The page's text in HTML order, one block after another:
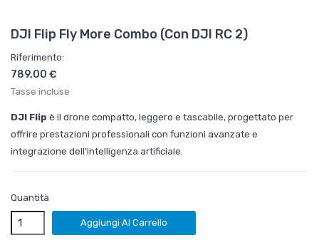
DJI Flip Fly More Combo (con DJI RC 2)
Riferimento:
789,00 €
Tasse incluse
DJI Flip è il drone compatto, leggero e tascabile, progettato per
offrire prestazioni professionali con funzioni avanzate e
integrazione dell’intelligenza artificiale.
Quantità
Aggiungi Al Carrello